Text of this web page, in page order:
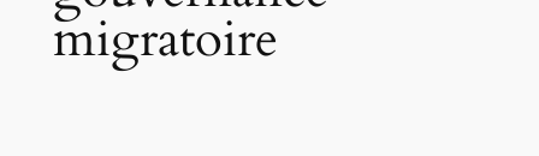
migratoire